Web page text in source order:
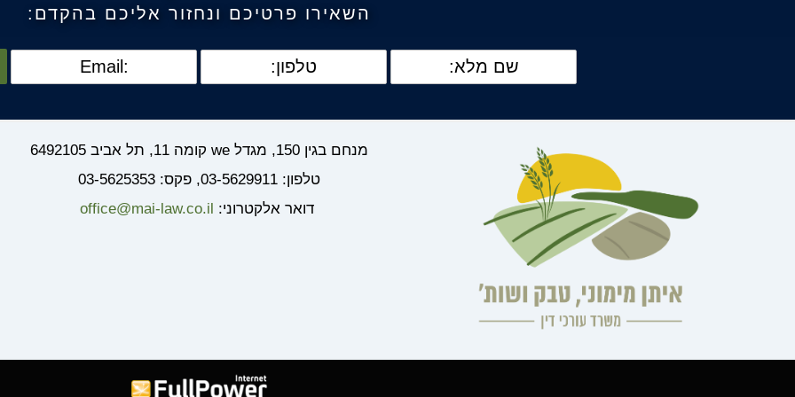
השאירו פרטיכם ונחזור אליכם בהקדם:
מנחם בגין 150, מגדל we קומה 11, תל אביב 6492105
טלפון: 03-5629911, פקס: 03-5625353
דואר אלקטרוני: office@mai-law.co.il